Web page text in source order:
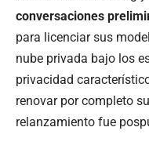
conversaciones
para licenciar sus
nube privada bajo los
privacidad
renovar por completo
relanzamiento fue